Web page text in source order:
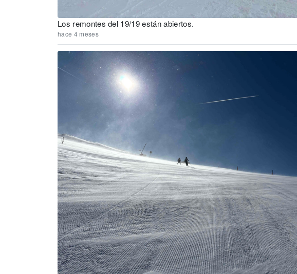
Los remontes del 19/19 están abiertos.
hace 4 meses